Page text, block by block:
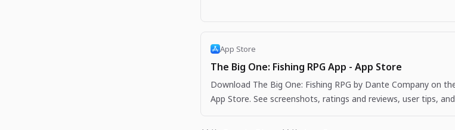
App Store
The Big One: Fishing RPG App - App Store
Download The Big One: Fishing RPG by Dante Company on
App Store. See screenshots, ratings and reviews, user tips, and